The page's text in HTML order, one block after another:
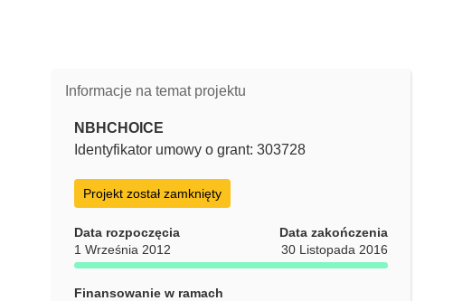
Informacje na temat projektu
NBHCHOICE
Identyfikator umowy o grant: 303728
Projekt został zamknięty
Data rozpoczęcia
1 Września 2012
Data zakończenia
30 Listopada 2016
Finansowanie w ramach